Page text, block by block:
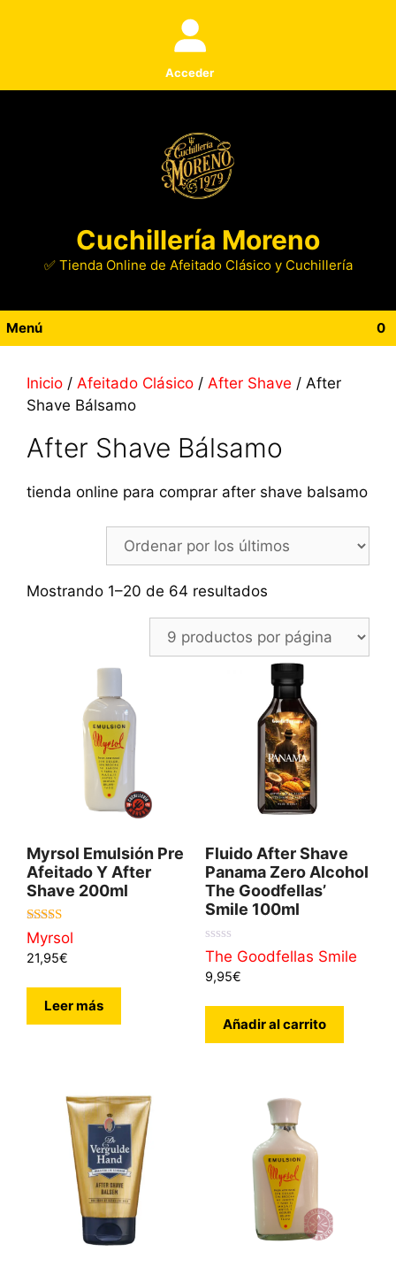
Acceder
Cuchillería Moreno
✅ Tienda Online de Afeitado Clásico y Cuchillería
0
Menú
Inicio / Afeitado Clásico / After Shave / After
Shave Bálsamo
After Shave Bálsamo
tienda online para comprar after shave balsamo
Mostrando 1–20 de 64 resultados
los
últimos
Myrsol Emulsión Pre
Afeitado Y After
Shave 200ml
4.95
de 5
Myrsol
21,95€
Leer más
Fluido After Shave
Panama Zero Alcohol
The Goodfellas’
Smile 100ml
0
d
e
The Goodfellas Smile
9,95€
Añadir al carrito